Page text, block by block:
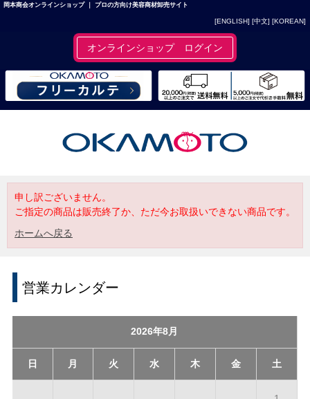
岡本商会オンラインショップ ｜ プロの方向け美容商材卸売サイト
[ENGLISH] [中文] [KOREAN]
オンラインショップ ログイン
申し訳ございません。
ご指定の商品は販売終了か、ただ今お取扱いできない商品です。
ホームへ戻る
営業カレンダー
2026年8月
日 月 火 水 木 金 土